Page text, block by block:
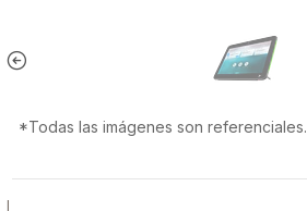
*Todas las imágenes son referenciales.